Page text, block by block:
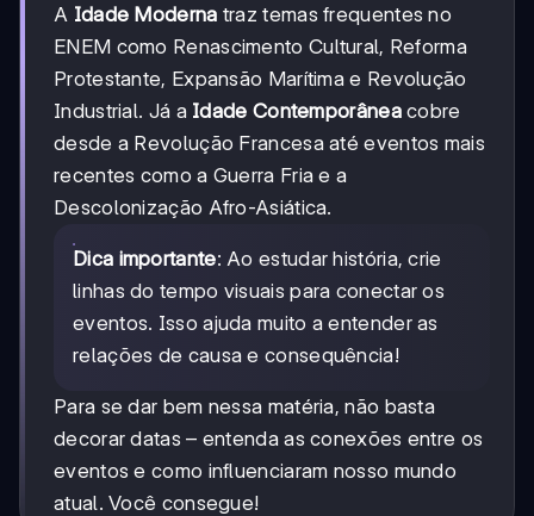
A Idade Moderna traz temas frequentes no
ENEM como Renascimento Cultural, Reforma
Protestante, Expansão Marítima e Revolução
Industrial. Já a Idade Contemporâneacobre
desde a Revolução Francesa até eventos mais
recentes como a Guerra Fria e a
Descolonização Afro-Asiática.
Dica importante: Ao estudar história, crie
linhas do tempo visuais para conectar os
eventos. Isso ajuda muito a entender as
relações de causa e consequência!
Para se dar bem nessa matéria, não basta
decorar datas – entenda as conexões entre os
eventos e como influenciaram nosso mundo
atual. Você consegue!